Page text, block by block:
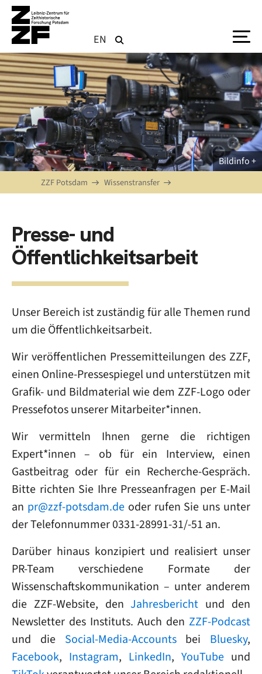
Direkt zum Inhalt
EN
Bildinfo
ZZF Potsdam Wissenstransfer
Presse- und
Öffentlichkeitsarbeit
Unser Bereich ist zuständig für alle Themen rund
um die Öffentlichkeitsarbeit.
Wir veröffentlichen Pressemitteilungen des ZZF,
einen Online-Pressespiegel und unterstützen mit
Grafik- und Bildmaterial wie dem ZZF-Logo oder
Pressefotos unserer Mitarbeiter*innen.
Wir vermitteln Ihnen gerne die richtigen
Expert*innen – ob für ein Interview, einen
Gastbeitrag oder für ein Recherche-Gespräch.
Bitte richten Sie Ihre Presseanfragen per E-Mail
an pr@zzf-potsdam.deoder rufen Sie uns unter
der Telefonnummer 0331-28991-31/-51 an.
Darüber hinaus konzipiert und realisiert unser
PR-Team verschiedene Formate der
Wissenschaftskommunikation – unter anderem
die ZZF-Website, denJahresbericht und den
Newsletter des Instituts. Auch den ZZF-Podcast
und die Social-Media-Accountsbei Bluesky,
Facebook, Instagram, LinkedIn, YouTube und